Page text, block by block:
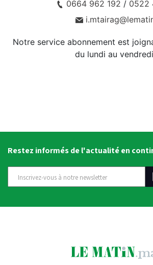
0664 962 192 / 0522
Notre service abonnement est
du lundi au vendredi
Restez informés de l'actualité en